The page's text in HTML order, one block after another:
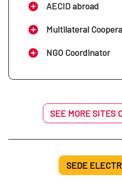
AECID abroad
Multilateral
NGO Coordinator
SEE MORE SITES
SEDE